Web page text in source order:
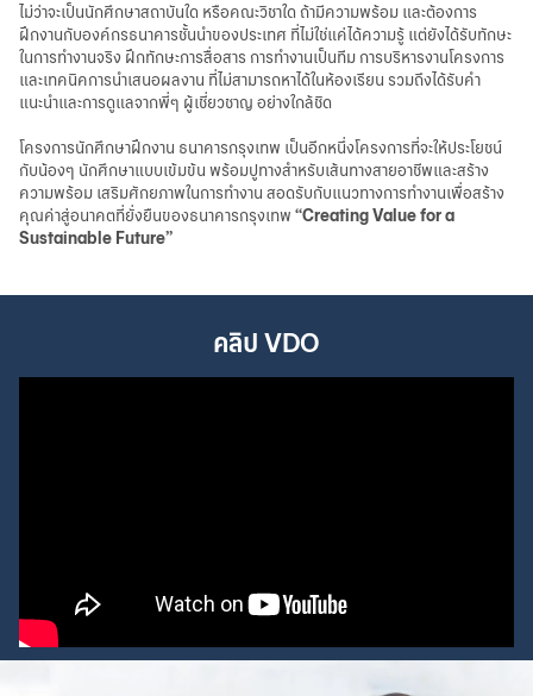
ไม่ว่าจะเป็นนักศึกษาสถาบันใด หรือคณะวิชาใด ถ้ามีความพร้อม และต้องการ
ฝึกงานกับองค์กรธนาคารชั้นนำของประเทศ ที่ไม่ใช่แค่ได้ความรู้ แต่ยังได้รับทักษะ
ในการทำงานจริง ฝึกทักษะการสื่อสาร การทำงานเป็นทีม การบริหารงานโครงการ
และเทคนิคการนำเสนอผลงาน ที่ไม่สามารถหาได้ในห้องเรียน รวมถึงได้รับคำ
แนะนำและการดูแลจากพี่ๆ ผู้เชี่ยวชาญ อย่างใกล้ชิด
โครงการนักศึกษาฝึกงาน ธนาคารกรุงเทพ เป็นอีกหนึ่งโครงการที่จะให้ประโยชน์
กับน้องๆ นักศึกษาแบบเข้มข้น พร้อมปูทางสำหรับเส้นทางสายอาชีพและสร้าง
ความพร้อม เสริมศักยภาพในการทำงาน สอดรับกับแนวทางการทำงานเพื่อสร้าง
คุณค่าสู่อนาคตที่ยั่งยืนของธนาคารกรุงเทพ “Creating Value for a
Sustainable Future”
คลิป VDO